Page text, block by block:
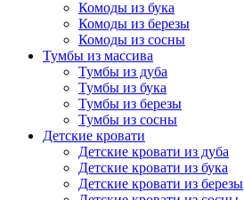
Комоды из бука
Комоды из березы
Комоды из сосны
Тумбы из массива
Тумбы из дуба
Тумбы из бука
Тумбы из березы
Тумбы из сосны
Детские кровати
Детские кровати из дуба
Детские кровати из бука
Детские кровати из березы